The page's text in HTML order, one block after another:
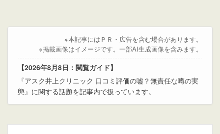
※本記事にはＰＲ・広告を含む場合があります。
※掲載画像はイメージです。一部AI生成画像を含みます。
【2026年8月8日：閲覧ガイド】
『アスク井上クリニック 口コミ評価の嘘？無責任な噂の実
態』に関する話題を記事内で扱っています。